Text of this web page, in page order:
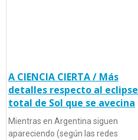
A CIENCIA CIERTA / Más
detalles respecto al eclipse
total de Sol que se avecina
Mientras en Argentina siguen
apareciendo (según las redes